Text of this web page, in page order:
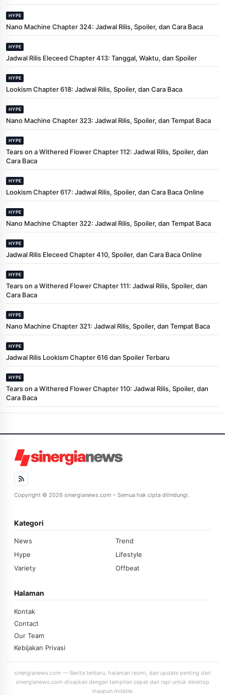
HYPE
Nano Machine Chapter 324: Jadwal Rilis, Spoiler, dan Cara Baca
HYPE
Jadwal Rilis Eleceed Chapter 413: Tanggal, Waktu, dan Spoiler
HYPE
Lookism Chapter 618: Jadwal Rilis, Spoiler, dan Cara Baca
HYPE
Nano Machine Chapter 323: Jadwal Rilis, Spoiler, dan Tempat Baca
HYPE
Tears on a Withered Flower Chapter 112: Jadwal Rilis, Spoiler, dan
Cara Baca
HYPE
Lookism Chapter 617: Jadwal Rilis, Spoiler, dan Cara Baca Online
HYPE
Nano Machine Chapter 322: Jadwal Rilis, Spoiler, dan Tempat Baca
HYPE
Jadwal Rilis Eleceed Chapter 410, Spoiler, dan Cara Baca Online
HYPE
Tears on a Withered Flower Chapter 111: Jadwal Rilis, Spoiler, dan
Cara Baca
HYPE
Nano Machine Chapter 321: Jadwal Rilis, Spoiler, dan Tempat Baca
HYPE
Jadwal Rilis Lookism Chapter 616 dan Spoiler Terbaru
HYPE
Tears on a Withered Flower Chapter 110: Jadwal Rilis, Spoiler, dan
Cara Baca
Copyright © 2026 sinergianews.com – Semua hak cipta dilindungi.
Kategori
News
Trend
Hype
Lifestyle
Variety
Offbeat
Halaman
Kontak
Contact
Our Team
Kebijakan Privasi
sinergianews.com — Berita terbaru, halaman resmi, dan update penting dari
sinergianews.com disajikan dengan tampilan cepat dan rapi untuk desktop
maupun mobile.